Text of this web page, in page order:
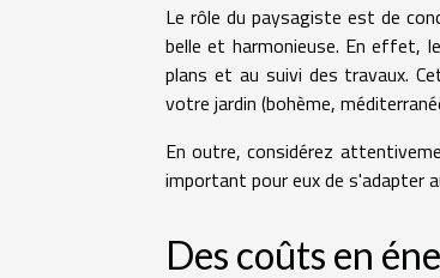
Le rôle du paysagiste est de
belle et harmonieuse. En effet,
plans et au suivi des travaux.
votre jardin (bohème,
En outre, considérez
important pour eux de s'adapter
Des coûts en